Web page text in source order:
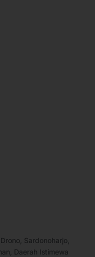
Sardonoharjo,
Daerah Istimewa